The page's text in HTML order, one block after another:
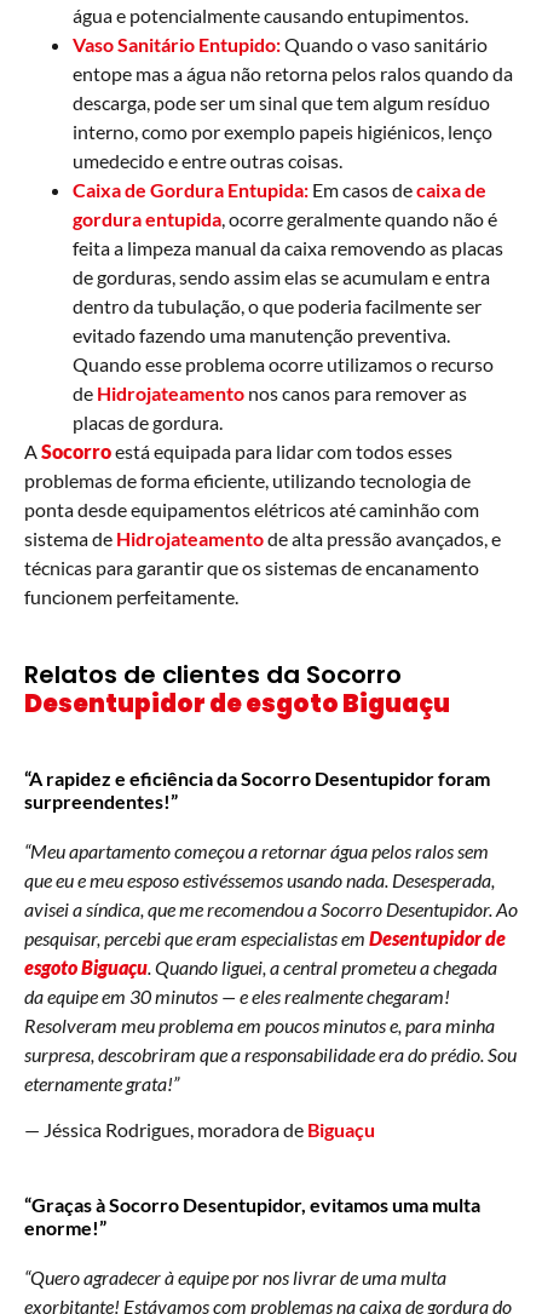
água e potencialmente causando entupimentos.
Vaso Sanitário Entupido:Quando o vaso sanitário
entope mas a água não retorna pelos ralos quando da
descarga, pode ser um sinal que tem algum resíduo
interno, como por exemplo papeis higiénicos, lenço
umedecido e entre outras coisas.
Caixa de Gordura Entupida: Em casos decaixa de
gordura entupida, ocorre geralmente quando não é
feita a limpeza manual da caixa removendo as placas
de gorduras, sendo assim elas se acumulam e entra
dentro da tubulação, o que poderia facilmente ser
evitado fazendo uma manutenção preventiva.
Quando esse problema ocorre utilizamos o recurso
de Hidrojateamento nos canos para remover as
placas de gordura.
ASocorroestá equipada para lidar com todos esses
problemas de forma eficiente, utilizando tecnologia de
ponta desde equipamentos elétricos até caminhão com
sistema de Hidrojateamentode alta pressão avançados, e
técnicas para garantir que os sistemas de encanamento
funcionem perfeitamente.
Relatos de clientes da Socorro
Desentupidor de esgoto Biguaçu
“A rapidez e eficiência da Socorro Desentupidor foram
surpreendentes!”
“Meu apartamento começou a retornar água pelos ralos sem
que eu e meu esposo estivéssemos usando nada. Desesperada,
avisei a síndica, que me recomendou a Socorro Desentupidor. Ao
pesquisar, percebi que eram especialistas em Desentupidor de
esgoto Biguaçu. Quando liguei, a central prometeu a chegada
da equipe em 30 minutos — e eles realmente chegaram!
Resolveram meu problema em poucos minutos e, para minha
surpresa, descobriram que a responsabilidade era do prédio. Sou
eternamente grata!”
— Jéssica Rodrigues, moradora de Biguaçu
“Graças à Socorro Desentupidor, evitamos uma multa
enorme!”
“Quero agradecer à equipe por nos livrar de uma multa
exorbitante! Estávamos com problemas na caixa de gordura do